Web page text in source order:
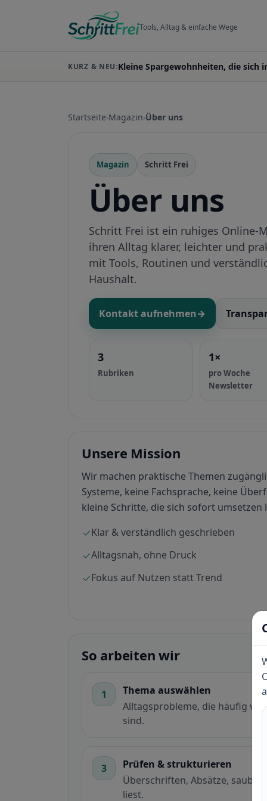
Tools, Alltag & einfache Wege
KURZ & NEU:Kleine Spargewohnheiten, die sich
Startseite Magazin Über uns
Magazin Schritt Frei
Über uns
Schritt Frei ist ein ruhiges Online-
ihren Alltag klarer, leichter und
mit Tools, Routinen und
Haushalt.
Kontakt aufnehmen→
3
Rubriken
1×
pro Woche
Newsletter
Unsere Mission
Wir machen praktische Themen
Systeme, keine Fachsprache, keine
kleine Schritte, die sich sofort umsetzen
Klar & verständlich geschrieben
Alltagsnah, ohne Druck
Fokus auf Nutzen statt Trend
So arbeiten wir
1
Thema auswählen
Alltagsprobleme, die häufig
sind.
3
Prüfen & strukturieren
Überschriften, Absätze,
liest.